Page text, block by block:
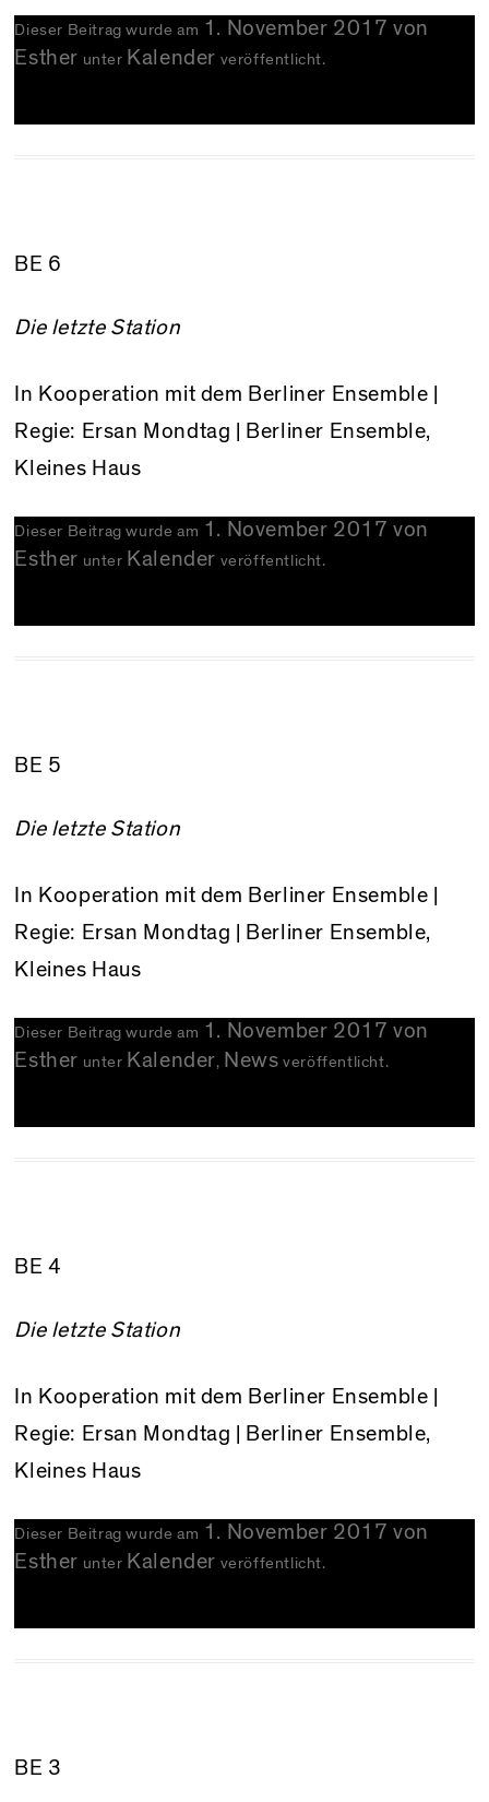
Dieser Beitrag wurde am 1. November 2017 von
Esther unter Kalender veröffentlicht.
BE 6
Die letzte Station
In Kooperation mit dem Berliner Ensemble |
Regie: Ersan Mondtag | Berliner Ensemble,
Kleines Haus
Dieser Beitrag wurde am 1. November 2017 von
Esther unter Kalender veröffentlicht.
BE 5
Die letzte Station
In Kooperation mit dem Berliner Ensemble |
Regie: Ersan Mondtag | Berliner Ensemble,
Kleines Haus
Dieser Beitrag wurde am 1. November 2017 von
Esther unter Kalender, News veröffentlicht.
BE 4
Die letzte Station
In Kooperation mit dem Berliner Ensemble |
Regie: Ersan Mondtag | Berliner Ensemble,
Kleines Haus
Dieser Beitrag wurde am 1. November 2017 von
Esther unter Kalender veröffentlicht.
BE 3